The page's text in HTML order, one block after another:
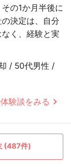
の1か月半後に
決定は、自分
く、経験と実
/ 50代男性 /
験談をみる
(487件)